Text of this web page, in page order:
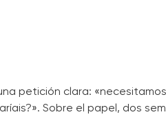
petición clara:
Sobre el papel, dos